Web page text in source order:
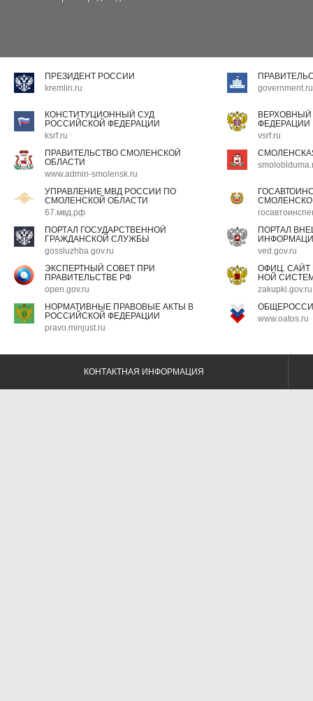
ПРЕЗИДЕНТ РОССИИ
kremlin.ru
government.ru
КОНСТИТУЦИОННЫЙ СУД
РОССИЙСКОЙ ФЕДЕРАЦИИ
ksrf.ru
ФЕДЕРАЦИИ
vsrf.ru
ПРАВИТЕЛЬСТВО СМОЛЕНСКОЙ
ОБЛАСТИ
www.admin-smolensk.ru
УПРАВЛЕНИЕ МВД РОССИИ ПО
СМОЛЕНСКОЙ ОБЛАСТИ
67.мвд.рф
ПОРТАЛ ГОСУДАРСТВЕННОЙ
ГРАЖДАНСКОЙ СЛУЖБЫ
gossluzhba.gov.ru
ПОРТАЛ
ved.gov.ru
ЭКСПЕРТНЫЙ СОВЕТ ПРИ
ПРАВИТЕЛЬСТВЕ РФ
open.gov.ru
ОФИЦ.
НОЙ
zakupki.gov.ru
НОРМАТИВНЫЕ ПРАВОВЫЕ АКТЫ В
РОССИЙСКОЙ ФЕДЕРАЦИИ
pravo.minjust.ru
www.oatos.ru
КОНТАКТНАЯ ИНФОРМАЦИЯ